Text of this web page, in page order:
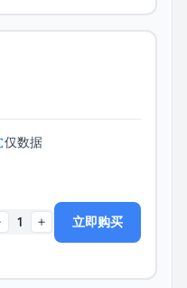
仅数据
1 + 立即购买